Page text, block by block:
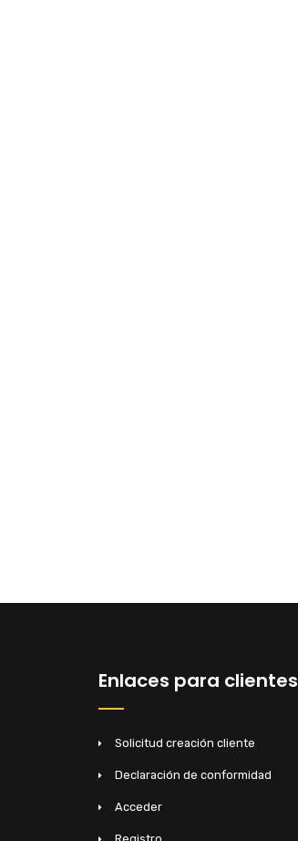
Enlaces para clientes
Solicitud creación cliente
Declaración de conformidad
Acceder